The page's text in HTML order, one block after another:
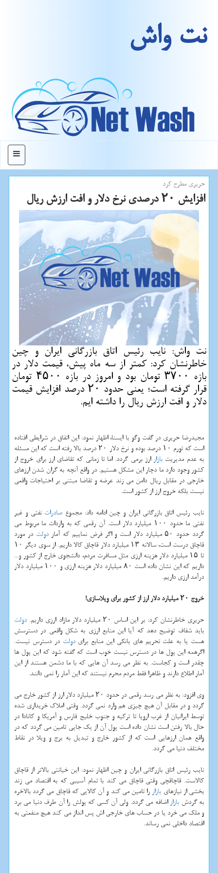
نت واش
منو
حریری مطرح كرد
افزایش ۲۰ درصدی نرخ دلار و افت ارزش ریال
نت واش: نایب رئیس اتاق بازرگانی ایران و چین
خاطرنشان كرد: كمتر از سه ماه پیش، قیمت دلار در
بازه ۳۷۰۰ تومان بود و امروز در بازه ۴۵۰۰ تومان
قرار گرفته است؛ یعنی حدود ۲۰ درصد افزایش قیمت
دلار و افت ارزش ریال را داشته ایم.
مجیدرضا حریری در گفت وگو با ایسنا، اظهار نمود: این اتفاق در شرایطی افتاده
است كه تورم ۱۰ درصد بوده و نرخ دلار ۲۰ درصد بالا رفته است كه این مسئله
به عدم مدیریت بازار ارز برمی گردد. اما تا زمانی كه تقاضای ارز برای خروج از
كشور وجود دارد ما دچار این مشكل هستیم. در واقع آنچه به گران شدن ارزهای
خارجی در مقابل ریال دامن می زند عرضه و تقاضا مبتنی بر احتیاجات واقعی
نیست بلكه خروج ارز از كشور است.
نایب رئیس اتاق بازرگانی ایران و چین ادامه داد: مجموع صادرات نفتی و غیر
نفتی ما حدود ۱۰۰ میلیارد دلار است. آن رقمی كه به واردات ما مربوط می
گردد حدود ۵۰ میلیارد دلار است و اگر فرض نماییم كه آمار
دولت در مورد
قاچاق درست است، سالانه ۱۳ میلیارد دلار قاچاق كالا داریم. از سوی دیگر ۱۰
تا ۱۵ میلیارد دلار هزینه ارزی مثل مسافرت مردم، دانشجوی خارج از كشور و...
داریم كه این نشان داده است ۸۰ میلیارد دلار هزینه ارزی و ۱۰۰ میلیارد دلار
درآمد ارزی داریم.
خروج ۲۰ میلیارد دلار ارز از كشور برای ویلاسازی!
حریری خاطرنشان كرد: بر این اساس ۲۰ میلیارد دلار مازاد ارزی داریم.
دولت
باید شفاف توضیح دهد كه آیا این منابع ارزی به شكل واقعی در دسترسش
هست یا به علت تحریم های بانكی این منابع برایدولت در دسترس نیست.
اگرهمه این پول ها در دسترس نیست خوب است كه گفته شود كه این پول ها
چقدر است و كجاست. به نظر می رسد آن هایی كه با ما دشمن هستند از این
آمار اطلاع دارند و ظاهرا فقط مردم محرم نیستند كه این آمار را نمی دانند.
وی افزود: به نظر می رسد رقمی در حدود ۲۰ میلیارد دلار ارز از كشور خارج می
گردد و در مقابل آن هیچ چیزی هم وارد نمی گردد. وقتی املاك خریداری شده
توسط ایرانیان از غرب اروپا تا تركیه و جنوب خلیج فارس و آمریكا و كانادا در
حال بالا رفتن است نشان داده است پول آن از یك جایی تامین می گردد كه در
واقع همان ارزهایی است كه از كشور خارج و تبدیل به برج و ویلا در نقاط
مختلف دنیا می گردد.
نایب رئیس اتاق بازرگانی ایران و چین اظهار نمود: این خیانتی بالاتر از قاچاق
كالاست. قاچاقچی وقتی قاچاق می كند با تمام آسیبی كه به اقتصاد می زند
بخشی از نیازهای بازار را تامین می كند و آن كالایی كه قاچاق می گردد بالاخره
به گردش بازار اضافه می گردد. ولی آن كسی كه پولش را آن طرف دنیا می برد
و ملك می خرد یا در حساب های خارجی اش پس انداز می كند هیچ منفعتی به
اقتصاد داخلی نمی رساند.